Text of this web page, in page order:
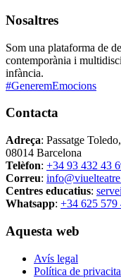
Nosaltres
Som una plataforma de
contemporània i
infància.
#GeneremEmocions
Contacta
Adreça: Passatge
08014 Barcelona
Telèfon: +34 93 432 43
Correu:
Centres educatius:
Whatsapp: +34 625 579
Aquesta web
Avís legal
Política de